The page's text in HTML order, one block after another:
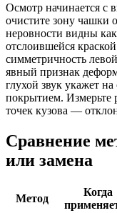
Осмотр начинается с
очистите зону чашки
неровности видны
отслоившейся
симметричность
явный признак
глухой звук укажет
покрытием. Измерьте
точек кузова —
Сравнение
или замена
Метод
Когда